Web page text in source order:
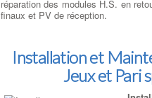
touches et de buses avec clips,
TouchPad à VIERZON ... Mais
sont fortement sollicités, ou
renversement café, gouttes
le remplacement d'un clavier
l'inverse, si le clavier de votre
pas du tout, il n'y a peut-être aucun
même. Au lieu de cela, votre
réparation des modules H.S. en
finaux et PV de réception.
Installation et
Jeux et Pari